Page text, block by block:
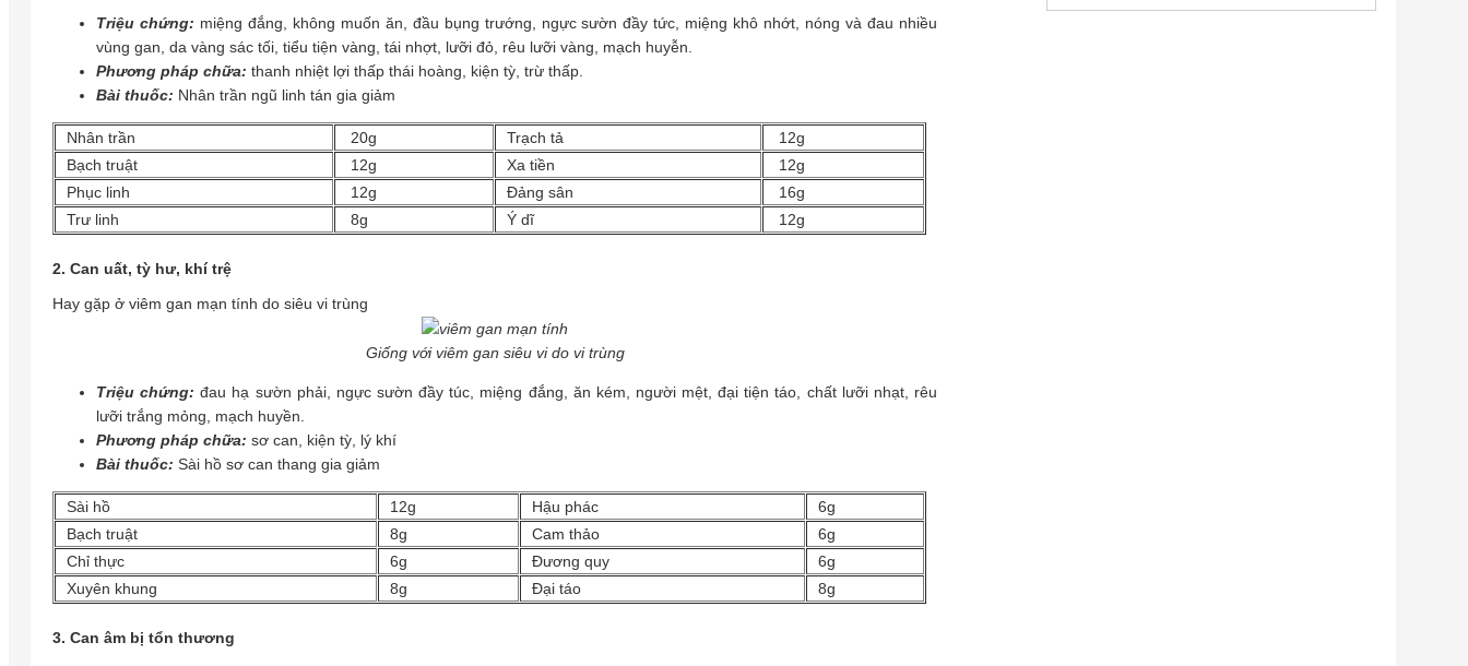
Triệu chứng: miệng đắng, không muốn ăn, đầu bụng trướng, ngực sườn đầy tức, miệng khô nhớt, nóng và đau nhiều
vùng gan, da vàng sác tối, tiểu tiện vàng, tái nhợt, lưỡi đỏ, rêu lưỡi vàng, mạch huyễn.
Phương pháp chữa: thanh nhiệt lợi thấp thái hoàng, kiện tỳ, trừ thấp.
Bài thuốc: Nhân trần ngũ linh tán gia giảm
Nhân trần 20g Trạch tả
12g
Bạch truật
12g Xa tiền
12g
Phục linh
12g Đảng sân
16g
Trư linh
8g Ý dĩ 12g
2. Can uất, tỳ hư, khí trệ
Hay gặp ở viêm gan mạn tính do siêu vi trùng
Giống với viêm gan siêu vi do vi trùng
Triệu chứng:đau hạ sườn phải, ngực sườn đầy túc, miệng đắng, ăn kém, người mệt, đại tiện táo, chất lưỡi nhạt, rêu
lưỡi trắng mỏng, mạch huyền.
Phương pháp chữa: sơ can, kiện tỳ, lý khí
Bài thuốc: Sài hồ sơ can thang gia giảm
Sài hồ 12g Hậu phác
6g
Bạch truật
8g Cam thảo
6g
Chỉ thực
6g Đương quy
6g
Xuyên khung
8g Đại táo 8g
3. Can âm bị tổn thương